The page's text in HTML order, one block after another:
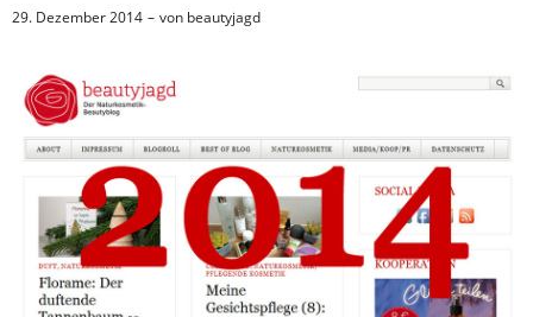
29. Dezember 2014 von beautyjagd